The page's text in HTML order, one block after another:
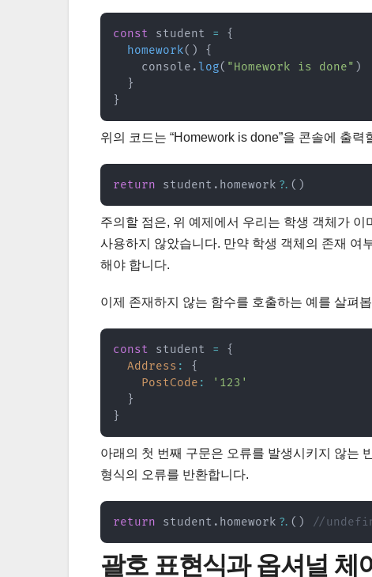
const student =
{
homework( )
{
    console
.log( "Homework is done" )
}
}
위의 코드는 “Homework is done”을 콘솔에 출력
return student . homework ?. ( )
주의할 점은, 위 예제에서 우리는 학생 객체가
사용하지 않았습니다. 만약 학생 객체의 존재 여
해야 합니다.
이제 존재하지 않는 함수를 호출하는 예를 살펴
const student =
{
Address :
{
PostCode :
'123'
}
}
아래의 첫 번째 구문은 오류를 발생시키지 않는
형식의 오류를 반환합니다.
return student . homework ?. ( ) //
괄호 표현식과 옵셔널 체